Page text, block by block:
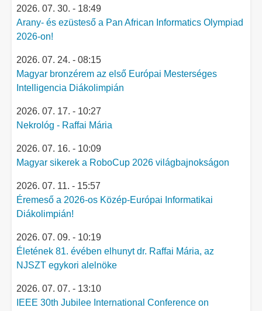
2026. 07. 30. - 18:49
Arany- és ezüsteső a Pan African Informatics Olympiad
2026-on!
2026. 07. 24. - 08:15
Magyar bronzérem az első Európai Mesterséges
Intelligencia Diákolimpián
2026. 07. 17. - 10:27
Nekrológ - Raffai Mária
2026. 07. 16. - 10:09
Magyar sikerek a RoboCup 2026 világbajnokságon
2026. 07. 11. - 15:57
Éremeső a 2026-os Közép-Európai Informatikai
Diákolimpián!
2026. 07. 09. - 10:19
Életének 81. évében elhunyt dr. Raffai Mária, az
NJSZT egykori alelnöke
2026. 07. 07. - 13:10
IEEE 30th Jubilee International Conference on